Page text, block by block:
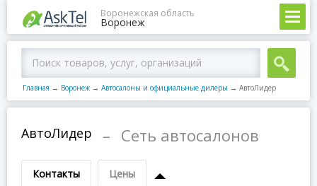
Воронежская область
Воронеж
Главная → Воронеж → Автосалоны и официальные дилеры → АвтоЛидер
АвтоЛидер – Сеть автосалонов
Контакты Цены